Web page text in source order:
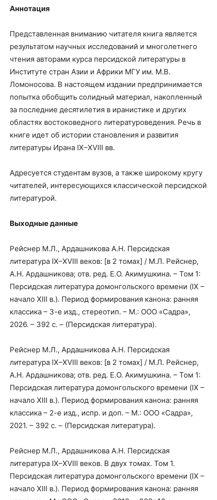
Аннотация
Представленная вниманию читателя книга является
результатом научных исследований и многолетнего
чтения авторами курса персидской литературы в
Институте стран Азии и Африки МГУ им. М.В.
Ломоносова. В настоящем издании предпринимается
попытка обобщить солидный материал, накопленный
за последние десятилетия в иранистике и других
областях востоковедного литературоведения. Речь в
книге идет об истории становления и развития
литературы Ирана IX–XVIII вв.
Адресуется студентам вузов, а также широкому кругу
читателей, интересующихся классической персидской
литературой.
Выходные данные
Рейснер М.Л., Ардашникова А.Н. Персидская
литература IX–XVIII веков: [в 2 томах] / М.Л. Рейснер,
А.Н. Ардашникова; отв. ред. Е.О. Акимушкина. – Том 1:
Персидская литература домонгольского времени (IX –
начало XIII в.). Период формирования канона: ранняя
классика – 3-е изд., стереотип. – М.: ООО «Садра»,
2026. – 392 с. – (Персидская литература).
Рейснер М.Л., Ардашникова А.Н. Персидская
литература IX–XVIII веков: [в 2 томах] / М.Л. Рейснер,
А.Н. Ардашникова; отв. ред. Е.О. Акимушкина. – Том 1:
Персидская литература домонгольского времени (IX –
начало XIII в.). Период формирования канона: ранняя
классика – 2-е изд., испр. и доп. – М.: ООО «Садра»,
2021. – 392 с. – (Персидская литература).
Рейснер М.Л., Ардашникова А.Н. Персидская
литература IX–XVIII веков. В двух томах. Том 1.
Персидская литература домонгольского времени (IX –
начало XIII в.). Период формирования канона: ранняя